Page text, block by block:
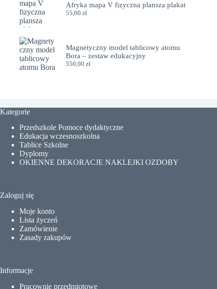
Afryka mapa V fizyczna plansza plakat
55,00zł
Magnetyczny model tablicowy atomu
Bora – zestaw edukacyjny
550,00zł
Kategorie
Przedszkole Pomoce dydaktyczne
Edukacja wczesnoszkolna
Tablice Szkolne
Dyplomy
OKIENNE DEKORACJE NAKLEJKI OZDOBY
Zaloguj się
Moje konto
Lista życzeń
Zamówienie
Zasady zakupów
Informacje
Pracownie przedmiotowe